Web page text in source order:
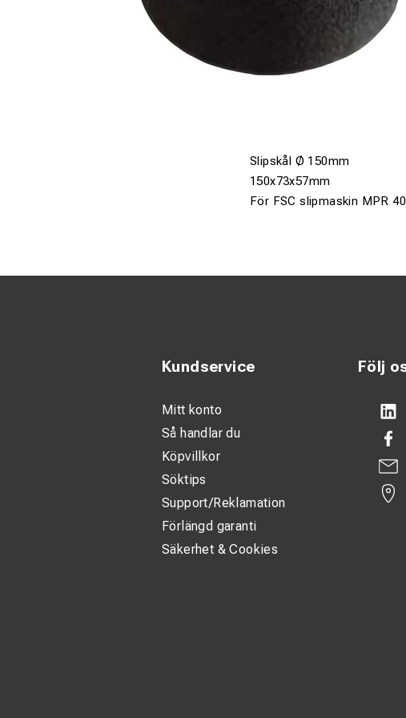
Slipskål Ø 150mm
150x73x57mm
För FSC slipmaskin MPR
Följ
Kundservice
Mitt konto
Så handlar du
Köpvillkor
Söktips
Support/Reklamation
Förlängd garanti
Säkerhet & Cookies